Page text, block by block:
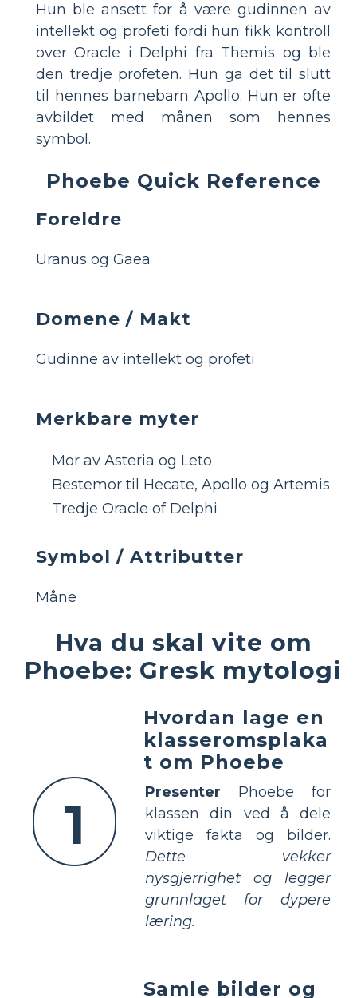
Hun ble ansett for å være gudinnen av
intellekt og profeti fordi hun fikk kontroll
over Oracle i Delphi fra Themis og ble
den tredje profeten. Hun ga det til slutt
til hennes barnebarn Apollo. Hun er ofte
avbildet med månen som hennes
symbol.
Phoebe Quick Reference
Foreldre
Uranus og Gaea
Domene / Makt
Gudinne av intellekt og profeti
Merkbare myter
Mor av Asteria og Leto
Bestemor til Hecate, Apollo og Artemis
Tredje Oracle of Delphi
Symbol / Attributter
Måne
Hva du skal vite om
Phoebe: Gresk mytologi
1
Hvordan lage en
klasseromsplaka
t om Phoebe
Presenter Phoebe for
klassen din ved å dele
viktige fakta og bilder.
Dette vekker
nysgjerrighet og legger
grunnlaget for dypere
læring.
Samle bilder og